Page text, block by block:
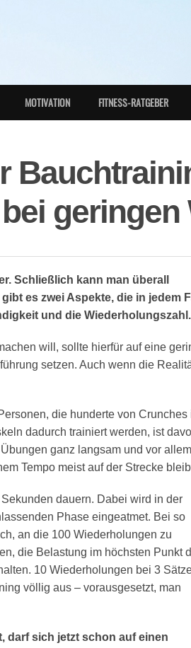
MOTIVATION FITNESS-RATGEBER
Schließlich kann man überall
es zwei Aspekte, die in jedem
und die Wiederholungszahl.
will, sollte hierfür auf eine
setzen. Auch wenn die
die hunderte von Crunches
dadurch trainiert werden, ist
ganz langsam und vor allem
Tempo meist auf der Strecke
dauern. Dabei wird in der
Phase eingeatmet. Bei so
an die 100 Wiederholungen zu
die Belastung im höchsten Punkt
10 Wiederholungen bei 3
völlig aus – vorausgesetzt, man
darf sich jetzt schon auf einen